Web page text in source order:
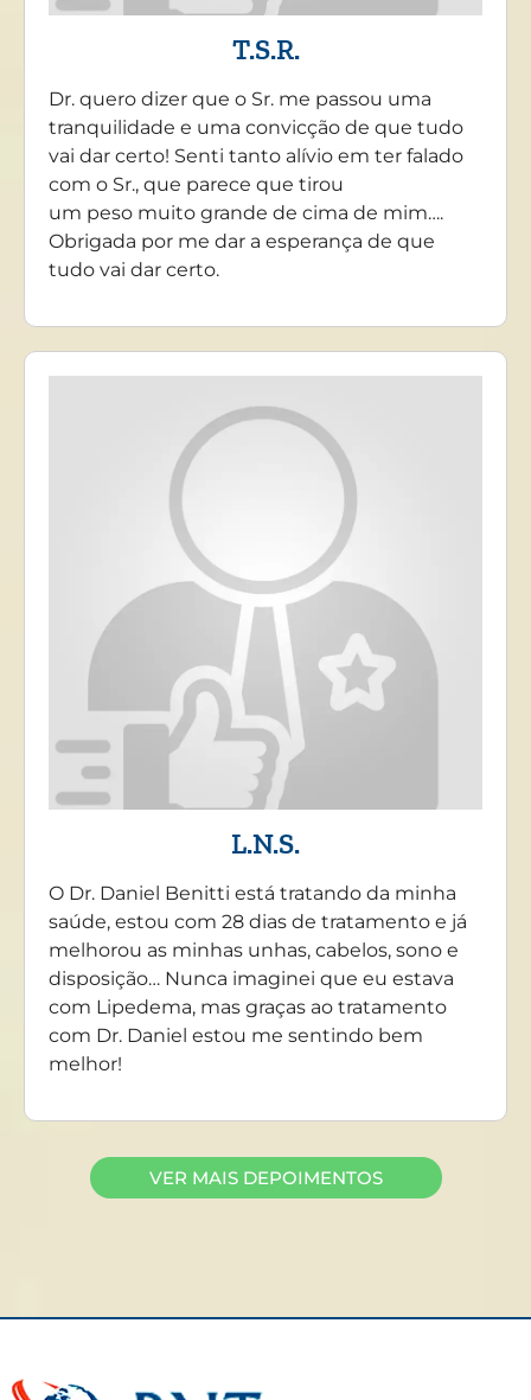
T.S.R.
Dr. quero dizer que o Sr. me passou uma
tranquilidade e uma convicção de que tudo
vai dar certo! Senti tanto alívio em ter falado
com o Sr., que parece que tirou
um peso muito grande de cima de mim….
Obrigada por me dar a esperança de que
tudo vai dar certo.
L.N.S.
O Dr. Daniel Benitti está tratando da minha
saúde, estou com 28 dias de tratamento e já
melhorou as minhas unhas, cabelos, sono e
disposição… Nunca imaginei que eu estava
com Lipedema, mas graças ao tratamento
com Dr. Daniel estou me sentindo bem
melhor!
VER MAIS DEPOIMENTOS